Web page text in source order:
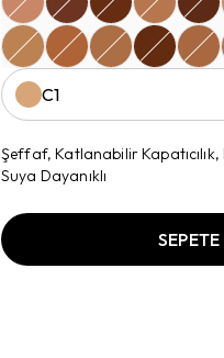
C1
Şeffaf, Katlanabilir
Suya Dayanıklı